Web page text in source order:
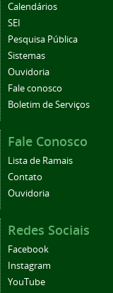
Calendários
SEI
Pesquisa Pública
Sistemas
Ouvidoria
Fale conosco
Boletim de Serviços
Fale Conosco
Lista de Ramais
Contato
Ouvidoria
Redes Sociais
Facebook
Instagram
YouTube